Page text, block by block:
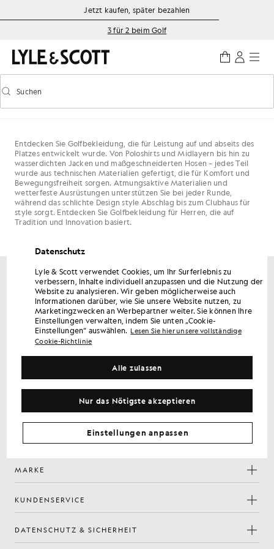
Zum Hauptinhalt springen
Informationen zur Barrierefreiheit
Jetzt kaufen, später bezahlen
3 für 2 beim Golf
Vorausschauende Suche ein-/ausschalten
Suchen
Entdecken Sie Golfbekleidung, die für Leistung auf und abseits des
Platzes entwickelt wurde. Von Poloshirts und Midlayern bis hin zu
wasserdichten Jacken und maßgeschneiderten Hosen – jedes Teil
wurde aus technischen Materialien gefertigt, die für Komfort und
Bewegungsfreiheit sorgen. Atmungsaktive Materialien und
wetterfeste Ausrüstungen unterstützen Sie bei jeder Runde,
während das schlichte Design style Abschlag bis zum Clubhaus für
style sorgt. Entdecken Sie Golfbekleidung für Herren, die auf
Tradition und Innovation basiert.
Erhalten Sie 15 % Rabatt auf Ihre erste Bestellung
Melden Sie sich an, um exklusive Angebote für Mitglieder,
Vorabzugang und Prämien zu erhalten.
E-Mail-Adresse
Facebook
Instagram
YouTube
TikTok
MARKE
KUNDENSERVICE
DATENSCHUTZ & SICHERHEIT
Datenschutz
Lyle & Scott verwendet Cookies, um Ihr Surferlebnis zu
verbessern, Inhalte individuell anzupassen und die Nutzung der
Website zu analysieren. Wir geben möglicherweise auch
Informationen darüber, wie Sie unsere Website nutzen, zu
Marketingzwecken an Werbepartner weiter. Sie können Ihre
Einstellungen verwalten, indem Sie unten „Cookie-
Einstellungen“ auswählen. Lesen Sie hier unsere vollständige
Cookie-Richtlinie
Nur das Nötigste akzeptieren
Alle zulassen
Einstellungen anpassen